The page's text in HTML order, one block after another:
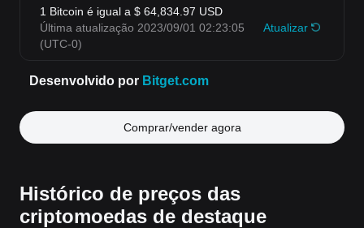
Comprar/vender agora
Histórico de preços das
criptomoedas de destaque